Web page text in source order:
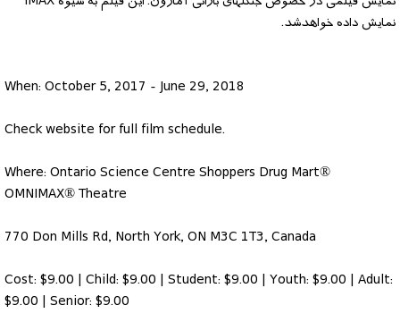
نمایش داده خواهدشد.
When: October 5, 2017 - June 29, 2018
Check website for full film schedule.
Where: Ontario Science Centre Shoppers Drug Mart®
OMNIMAX® Theatre
770 Don Mills Rd, North York, ON M3C 1T3, Canada
Cost: $9.00 | Child: $9.00 | Student: $9.00 | Youth: $9.00 | Adult:
$9.00 | Senior: $9.00